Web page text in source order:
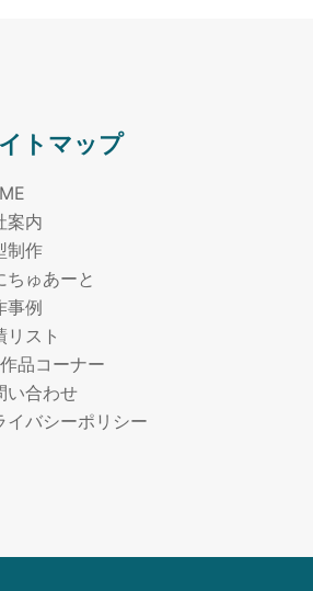
トマップ
案内
制作
ちゅあーと
事例
リスト
品コーナー
い合わせ
イバシーポリシー